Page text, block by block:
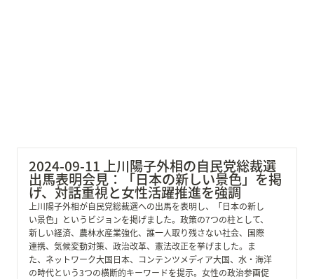
2024-09-11 上川陽子外相の自民党総裁選
出馬表明会見：「日本の新しい景色」を掲
げ、対話重視と女性活躍推進を強調
上川陽子外相が自民党総裁選への出馬を表明し、「日本の新し
い景色」というビジョンを掲げました。政策の7つの柱として、
新しい経済、農林水産業強化、誰一人取り残さない社会、国際
連携、気候変動対策、政治改革、憲法改正を挙げました。ま
た、ネットワーク大国日本、コンテンツメディア大国、水・海洋
の時代という3つの横断的キーワードを提示。女性の政治参画促